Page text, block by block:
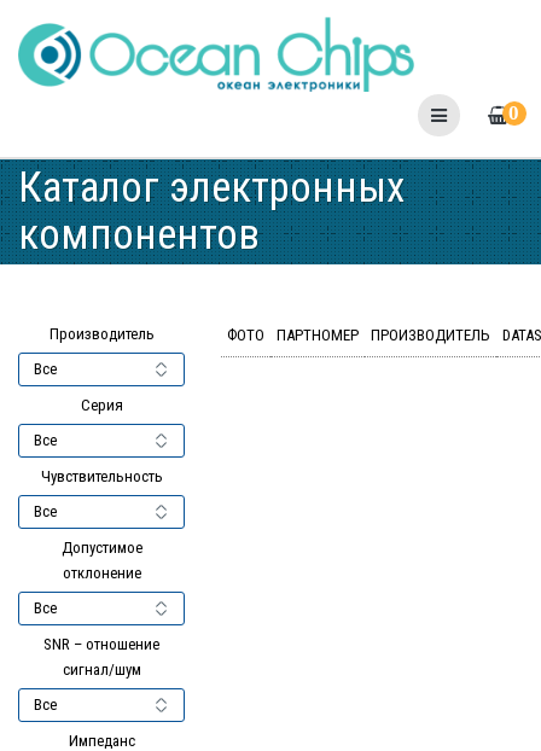
to
content
0
Каталог электронных
компонентов
Производитель
Серия
Чувствительность
Допустимое
отклонение
SNR – отношение
сигнал/шум
Импеданс
ФОТО ПАРТНОМЕР ПРОИЗВОДИТЕЛЬ